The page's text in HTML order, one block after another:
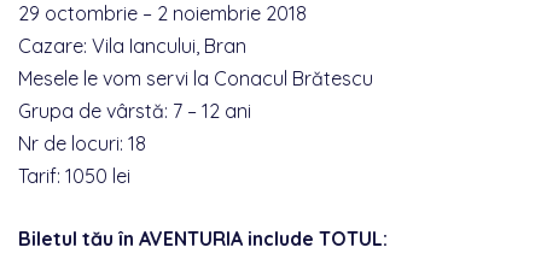
29 octombrie – 2 noiembrie 2018
Cazare: Vila Iancului, Bran
Mesele le vom servi la Conacul Brătescu
Grupa de vârstă: 7 – 12 ani
Nr de locuri: 18
Tarif: 1050 lei
Biletul tău în AVENTURIA include TOTUL: